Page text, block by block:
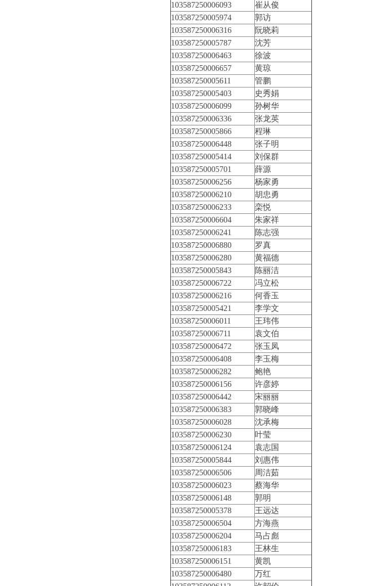
103587250006093
崔从俊
103587250005974
郭访
103587250006316
阮晓莉
103587250005787
沈芳
103587250006463
徐波
103587250006657
黄琼
103587250005611
管鹏
103587250005403
史秀娟
103587250006099
孙树华
103587250006336
张龙英
103587250005866
程琳
103587250006448
张子明
103587250005414
刘保群
103587250005701
薛源
103587250006256
杨家勇
103587250006210
胡忠勇
103587250006233
栾悦
103587250006604
朱家祥
103587250006241
陈志强
103587250006880
罗真
103587250006280
黄福德
103587250005843
陈丽洁
103587250006722
冯立松
103587250006216
何香玉
103587250005421
李学文
103587250006011
王玮伟
103587250006711
袁文伯
103587250006472
张玉凤
103587250006408
李玉梅
103587250006282
鲍艳
103587250006156
许彦婷
103587250006442
宋丽丽
103587250006383
郭晓峰
103587250006028
沈承梅
103587250006230
叶莹
103587250006124
袁志国
103587250005844
刘惠伟
103587250006506
周洁茹
103587250006023
蔡海华
103587250006148
郭明
103587250005378
王远达
103587250006504
方海燕
103587250006204
马占彪
103587250006183
王林生
103587250006151
黄凯
103587250006480
万红